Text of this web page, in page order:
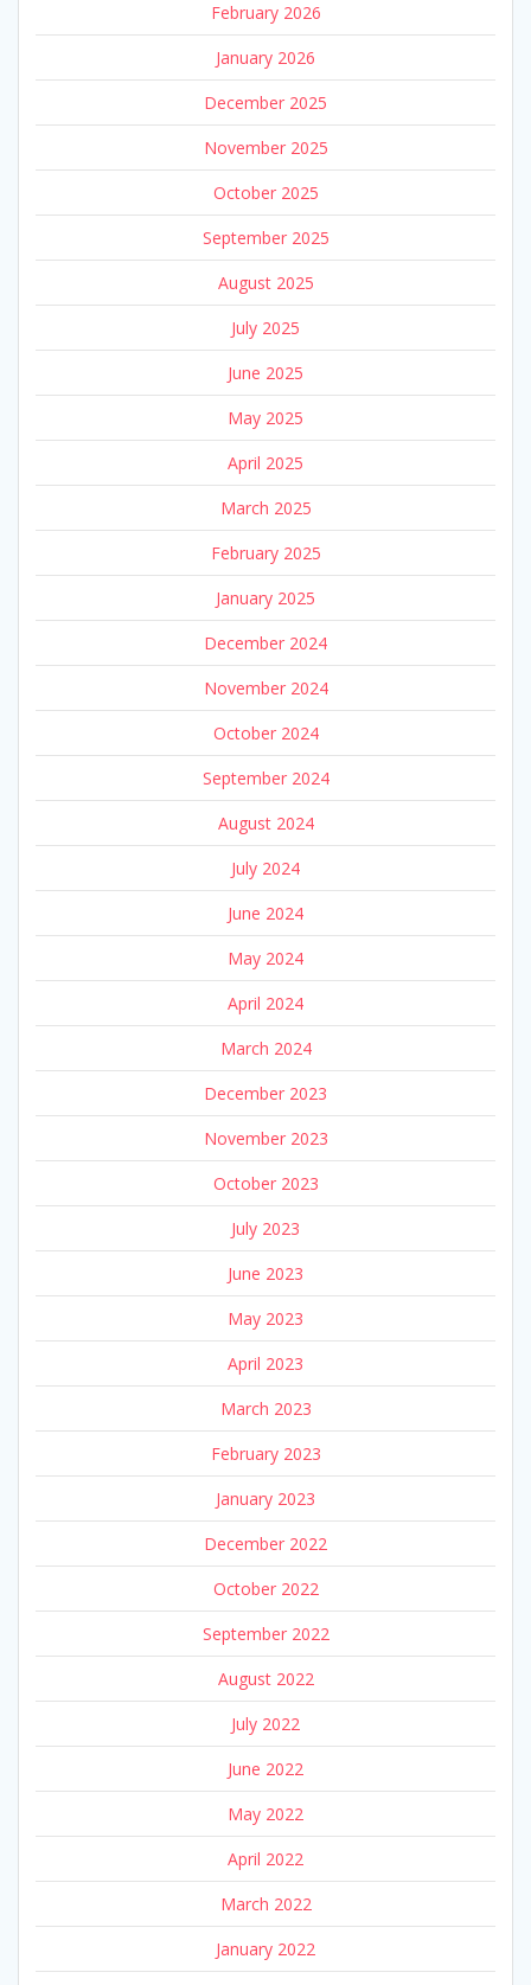
February 2026
January 2026
December 2025
November 2025
October 2025
September 2025
August 2025
July 2025
June 2025
May 2025
April 2025
March 2025
February 2025
January 2025
December 2024
November 2024
October 2024
September 2024
August 2024
July 2024
June 2024
May 2024
April 2024
March 2024
December 2023
November 2023
October 2023
July 2023
June 2023
May 2023
April 2023
March 2023
February 2023
January 2023
December 2022
October 2022
September 2022
August 2022
July 2022
June 2022
May 2022
April 2022
March 2022
January 2022